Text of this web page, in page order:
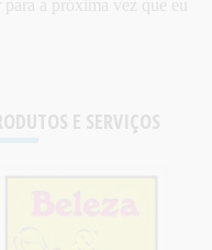
a próxima vez que eu
E SERVIÇOS